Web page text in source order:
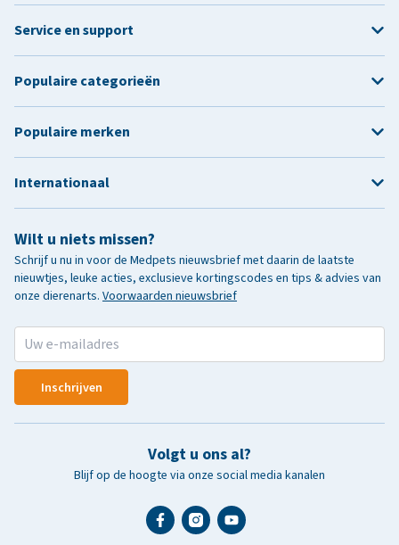
Wilt u niets missen?
Schrijf u nu in voor de Medpets nieuwsbrief met daarin de laatste
nieuwtjes, leuke acties, exclusieve kortingscodes en tips & advies van
onze dierenarts. Voorwaarden nieuwsbrief
Inschrijven
Volgt u ons al?
Blijf op de hoogte via onze social media kanalen
Service en support
Populaire categorieën
Populaire merken
Internationaal